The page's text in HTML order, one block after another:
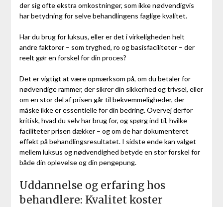
der sig ofte ekstra omkostninger, som ikke nødvendigvis
har betydning for selve behandlingens faglige kvalitet.
Har du brug for luksus, eller er det i virkeligheden helt
andre faktorer – som tryghed, ro og basisfaciliteter – der
reelt gør en forskel for din proces?
Det er vigtigt at være opmærksom på, om du betaler for
nødvendige rammer, der sikrer din sikkerhed og trivsel, eller
om en stor del af prisen går til bekvemmeligheder, der
måske ikke er essentielle for din bedring. Overvej derfor
kritisk, hvad du selv har brug for, og spørg ind til, hvilke
faciliteter prisen dækker – og om de har dokumenteret
effekt på behandlingsresultatet. I sidste ende kan valget
mellem luksus og nødvendighed betyde en stor forskel for
både din oplevelse og din pengepung.
Uddannelse og erfaring hos
behandlere: Kvalitet koster